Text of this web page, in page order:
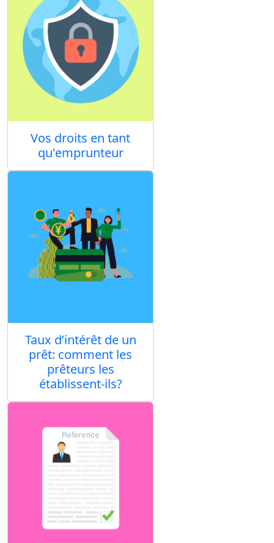
Vos droits en tant
qu'emprunteur
Taux d’intérêt de un
prêt: comment les
prêteurs les
établissent-ils?